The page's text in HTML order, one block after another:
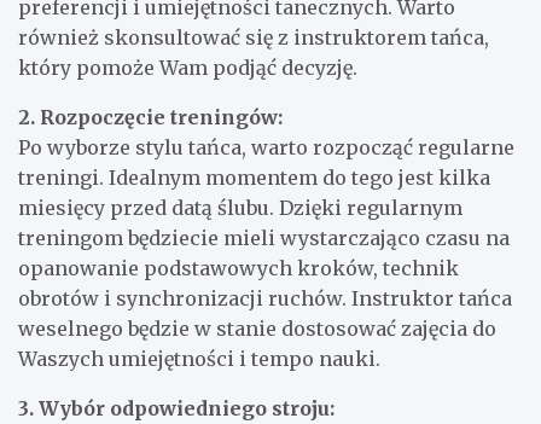
preferencji i umiejętności tanecznych. Warto
również skonsultować się z instruktorem tańca,
który pomoże Wam podjąć decyzję.
2. Rozpoczęcie treningów:
Po wyborze stylu tańca, warto rozpocząć regularne
treningi. Idealnym momentem do tego jest kilka
miesięcy przed datą ślubu. Dzięki regularnym
treningom będziecie mieli wystarczająco czasu na
opanowanie podstawowych kroków, technik
obrotów i synchronizacji ruchów. Instruktor tańca
weselnego będzie w stanie dostosować zajęcia do
Waszych umiejętności i tempo nauki.
3. Wybór odpowiedniego stroju: